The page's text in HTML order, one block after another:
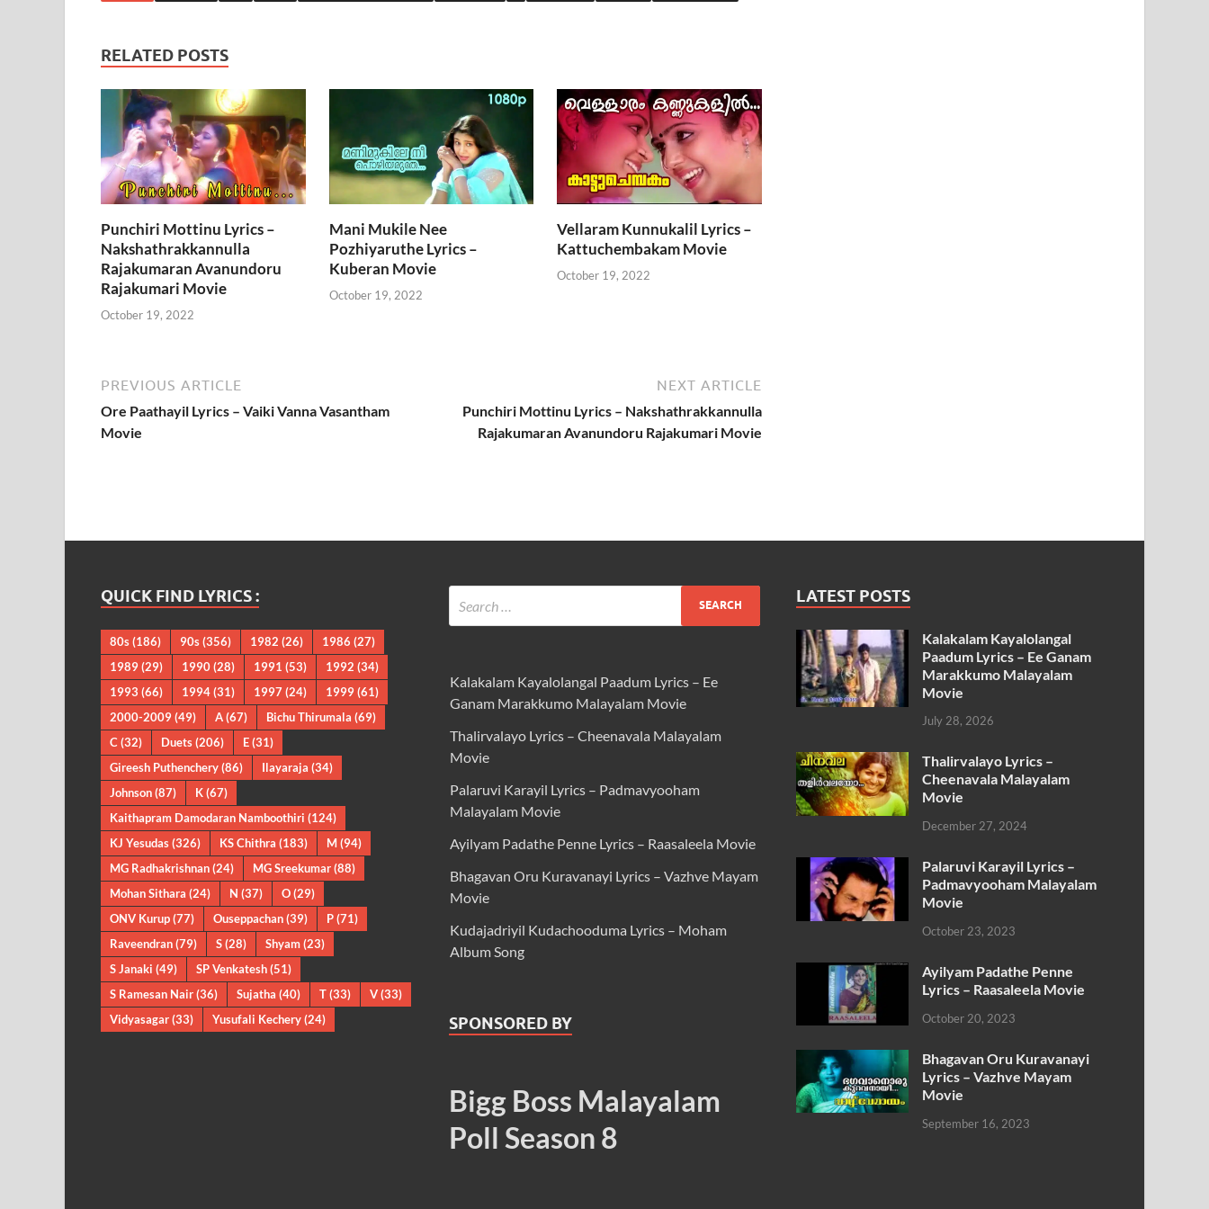
RELATED POSTS
Punchiri Mottinu Lyrics –
Nakshathrakkannulla
Rajakumaran Avanundoru
Rajakumari Movie
October 19, 2022
Mani Mukile Nee
Pozhiyaruthe Lyrics –
Kuberan Movie
October 19, 2022
Vellaram Kunnukalil Lyrics –
Kattuchembakam Movie
October 19, 2022
PREVIOUS ARTICLE
Ore Paathayil Lyrics – Vaiki Vanna Vasantham
Movie
NEXT ARTICLE
Punchiri Mottinu Lyrics – Nakshathrakkannulla
Rajakumaran Avanundoru Rajakumari Movie
QUICK FIND LYRICS :
80s(186) 90s(356) 1982 (26) 1986 (27)
1989(29) 1990(28) 1991 (53) 1992 (34)
1993 (66) 1994(31) 1997 (24) 1999(61)
2000-2009(49) A(67) Bichu Thirumala (69)
C (32) Duets(206) E(31)
Gireesh Puthenchery(86) Ilayaraja (34)
Johnson(87) K(67)
Kaithapram Damodaran Namboothiri (124)
KJ Yesudas(326) KS Chithra (183) M(94)
MG Radhakrishnan(24) MG Sreekumar(88)
Mohan Sithara (24) N (37) O(29)
ONV Kurup(77) Ouseppachan(39) P(71)
Raveendran(79) S(28) Shyam(23)
S Janaki (49) SP Venkatesh(51)
S Ramesan Nair(36) Sujatha (40) T(33) V(33)
Vidyasagar(33) Yusufali Kechery(24)
Kalakalam Kayalolangal Paadum Lyrics – Ee
Ganam Marakkumo Malayalam Movie
Thalirvalayo Lyrics – Cheenavala Malayalam
Movie
Palaruvi Karayil Lyrics – Padmavyooham
Malayalam Movie
Ayilyam Padathe Penne Lyrics – Raasaleela Movie
Bhagavan Oru Kuravanayi Lyrics – Vazhve Mayam
Movie
Kudajadriyil Kudachooduma Lyrics – Moham
Album Song
SPONSORED BY
Bigg Boss Malayalam
Poll Season 8
LATEST POSTS
Kalakalam Kayalolangal
Paadum Lyrics – Ee Ganam
Marakkumo Malayalam
Movie
July 28, 2026
Thalirvalayo Lyrics –
Cheenavala Malayalam
Movie
December 27, 2024
Palaruvi Karayil Lyrics –
Padmavyooham Malayalam
Movie
October 23, 2023
Ayilyam Padathe Penne
Lyrics – Raasaleela Movie
October 20, 2023
Bhagavan Oru Kuravanayi
Lyrics – Vazhve Mayam
Movie
September 16, 2023